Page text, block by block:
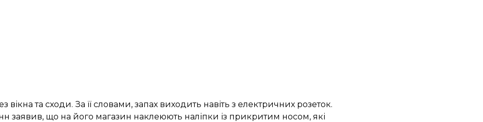
та сходи. За її словами, запах виходить навіть з електричних розеток.
заявив, що на його магазин наклеюють наліпки із прикритим носом, які